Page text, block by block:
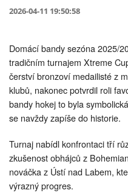
2026-04-11 19:50:58
Domácí bandy sezóna 2025/
tradičním turnajem Xtreme
čerství bronzoví medailisté z
klubů, nakonec potvrdil roli
bandy hokej to byla
se navždy zapíše do historie.
Turnaj nabídl konfrontaci tří
zkušenost obhájců z
nováčka z Ústí nad Labem,
výrazný progres.